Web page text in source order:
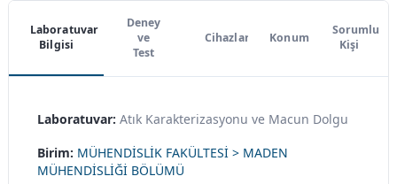
Laboratuvar
Bilgisi
Deney
ve
Test
Cihazlar Konum
Sorumlu
Kişi
Laboratuvar: Atık Karakterizasyonu ve Macun Dolgu
Birim: MÜHENDİSLİK FAKÜLTESİ > MADEN
MÜHENDİSLİĞİ BÖLÜMÜ